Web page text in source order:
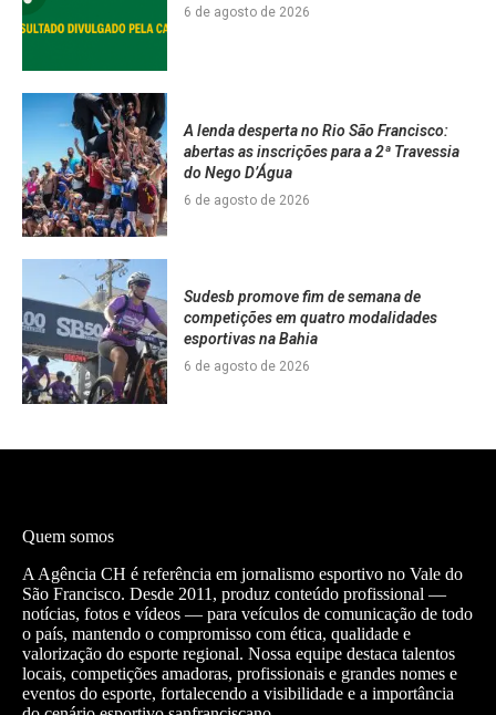
6 de agosto de 2026
A lenda desperta no Rio São Francisco:
abertas as inscrições para a 2ª Travessia
do Nego D’Água
6 de agosto de 2026
Sudesb promove fim de semana de
competições em quatro modalidades
esportivas na Bahia
6 de agosto de 2026
Quem somos
A Agência CH é referência em jornalismo esportivo no Vale do
São Francisco. Desde 2011, produz conteúdo profissional —
notícias, fotos e vídeos — para veículos de comunicação de todo
o país, mantendo o compromisso com ética, qualidade e
valorização do esporte regional. Nossa equipe destaca talentos
locais, competições amadoras, profissionais e grandes nomes e
eventos do esporte, fortalecendo a visibilidade e a importância